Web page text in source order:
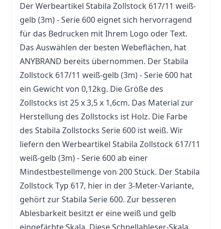
Der Werbeartikel Stabila Zollstock 617/11 weiß-
gelb (3m) - Serie 600 eignet sich hervorragend
für das Bedrucken mit Ihrem Logo oder Text.
Das Auswählen der besten Webeflächen, hat
ANYBRAND bereits übernommen. Der Stabila
Zollstock 617/11 weiß-gelb (3m) - Serie 600 hat
ein Gewicht von 0,12kg. Die Größe des
Zollstocks ist 25 x 3,5 x 1,6cm. Das Material zur
Herstellung des Zollstocks ist Holz. Die Farbe
des Stabila Zollstocks Serie 600 ist weiß. Wir
liefern den Werbeartikel Stabila Zollstock 617/11
weiß-gelb (3m) - Serie 600 ab einer
Mindestbestellmenge von 200 Stück. Der Stabila
Zollstock Typ 617, hier in der 3-Meter-Variante,
gehört zur Stabila Serie 600. Zur besseren
Ablesbarkeit besitzt er eine weiß und gelb